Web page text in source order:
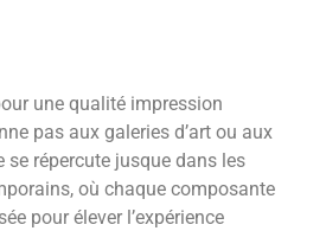
une qualité impression
pas aux galeries d’art ou aux
se répercute jusque dans les
où chaque composante
pour élever l’expérience